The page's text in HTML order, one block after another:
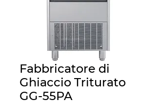
Fabbricatore di
Ghiaccio Triturato
GG-55PA